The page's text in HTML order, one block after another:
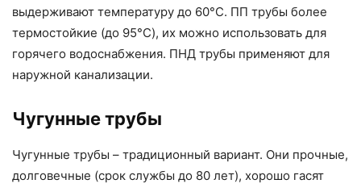
выдерживают температуру до 60°C. ПП трубы более
термостойкие (до 95°C), их можно использовать для
горячего водоснабжения. ПНД трубы применяют для
наружной канализации.
Чугунные трубы
Чугунные трубы – традиционный вариант. Они прочные,
долговечные (срок службы до 80 лет), хорошо гасят